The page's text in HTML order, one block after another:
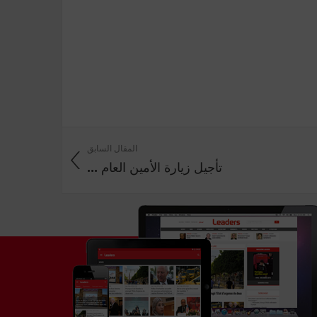
المقال السابق
تأجيل زيارة الأمين العام ...